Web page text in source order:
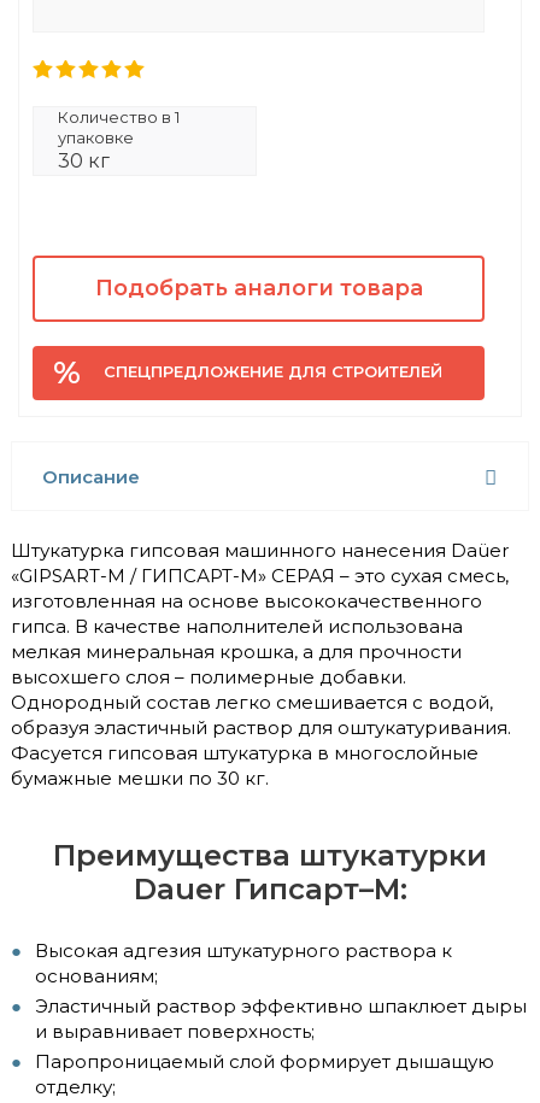
Количество в 1
упаковке
30 кг
Подобрать аналоги товара
СПЕЦПРЕДЛОЖЕНИЕ ДЛЯ СТРОИТЕЛЕЙ
Описание
Штукатурка гипсовая машинного нанесения Daüer
«GIPSART-М / ГИПСАРТ-М» СЕРАЯ – это сухая смесь,
изготовленная на основе высококачественного
гипса. В качестве наполнителей использована
мелкая минеральная крошка, а для прочности
высохшего слоя – полимерные добавки.
Однородный состав легко смешивается с водой,
образуя эластичный раствор для оштукатуривания.
Фасуется гипсовая штукатурка в многослойные
бумажные мешки по 30 кг.
Преимущества штукатурки
Dauer Гипсарт­–М:
Высокая адгезия штукатурного раствора к
основаниям;
Эластичный раствор эффективно шпаклюет дыры
и выравнивает поверхность;
Паропроницаемый слой формирует дышащую
отделку;